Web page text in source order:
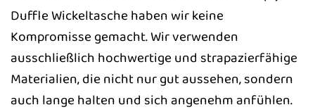
Duffle Wickeltasche haben wir keine
Kompromisse gemacht. Wir verwenden
ausschließlich hochwertige und strapazierfähige
Materialien, die nicht nur gut aussehen, sondern
auch lange halten und sich angenehm anfühlen.